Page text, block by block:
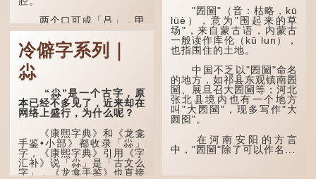
两个口可成「吕」，甲
骨文字形，象脊骨形，本义
是指脊椎骨，中间有一条竖
线把脊椎段串联起来。现代
通用为姓氏。两个口也可以
写成「吅」（音：喧），古
同「喧」，大声呼叫的意
三个口为「品」，这个
字用法最为普遍。始见于商
代甲骨文，古字形从三口，
表示众多...
冷僻字系列｜
尛
“尛”是一个古字，原
本已经不多见了，近来却在
网络上盛行，为什么呢？
《康熙字典》和《龙龛
手鉴•小部》都收录「尛」
字，《康熙字典》引用《字
汇补》说「尛」是「古文么
字」，《龙龛手鉴》也直接
"圐圙"（音：枯略，kū
lüè），意为"围起来的草
场"，来自蒙古语，内蒙古
一般读作库伦（kū lun），
也指围住的土地。
中国不乏以"圐圙"命名
的地方，如祁县东观镇南圐
圙、展旦召大圐圙等；河北
张北县境内也有一个地方
叫"大圐圙"，现多写作"大
囫囵"。
在河南安阳的方言
中，"圐圙"除了可以作名...